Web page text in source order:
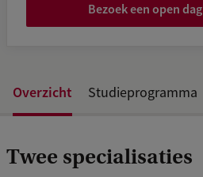
Bezoek een open
Overzicht Studieprogramma
Twee specialisaties